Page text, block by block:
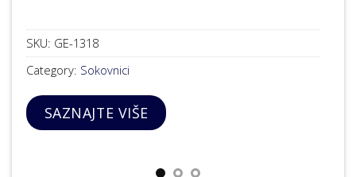
SKU: GE-1318
Category: Sokovnici
SAZNAJTE VIŠE